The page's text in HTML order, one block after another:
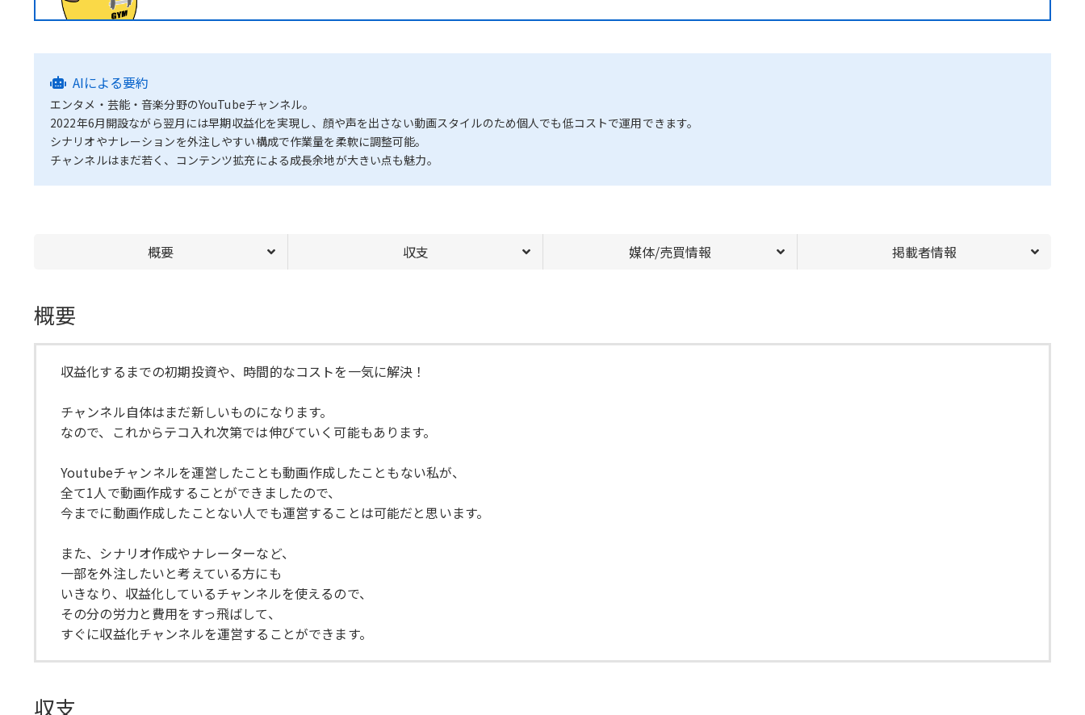
AIによる要約
エンタメ・芸能・音楽分野のYouTubeチャンネル。
2022年6月開設ながら翌月には早期収益化を実現し、顔や声を出さない動画スタイルのため個人でも低コストで運用できます。
シナリオやナレーションを外注しやすい構成で作業量を柔軟に調整可能。
チャンネルはまだ若く、コンテンツ拡充による成長余地が大きい点も魅力。
概要 収支 媒体/売買情報 掲載者情報
概要
収益化するまでの初期投資や、時間的なコストを一気に解決！
チャンネル自体はまだ新しいものになります。
なので、これからテコ入れ次第では伸びていく可能もあります。
Youtubeチャンネルを運営したことも動画作成したこともない私が、
全て1人で動画作成することができましたので、
今までに動画作成したことない人でも運営することは可能だと思います。
また、シナリオ作成やナレーターなど、
一部を外注したいと考えている方にも
いきなり、収益化しているチャンネルを使えるので、
その分の労力と費用をすっ飛ばして、
すぐに収益化チャンネルを運営することができます。
収支